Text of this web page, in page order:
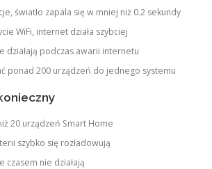
światło zapala się w mniej niż 0.2 sekundy
WiFi, internet działa szybciej
działają podczas awarii internetu
ponad 200 urządzeń do jednego systemu
20 urządzeń Smart Home
szybko się rozładowują
czasem nie działają